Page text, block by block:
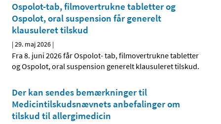
Ospolot-tab, filmovertrukne tabletter og
Ospolot, oral suspension får generelt
klausuleret tilskud
|29. maj 2026 |
Fra 8. juni 2026 får Ospolot- tab, filmovertrukne tabletter
og Ospolot, oral suspension generelt klausuleret tilskud.
Der kan sendes bemærkninger til
Medicintilskudsnævnets anbefalinger om
tilskud til allergimedicin